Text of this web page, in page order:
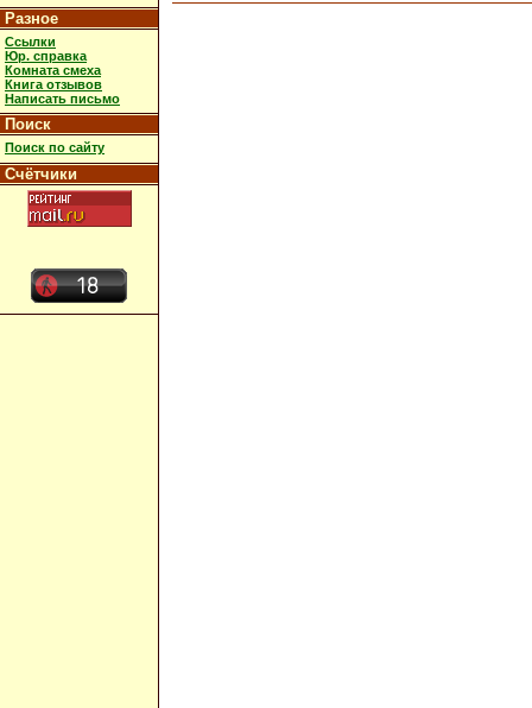
Разное
Ссылки
Юр. справка
Комната смеха
Книга отзывов
Написать письмо
Поиск
Поиск по сайту
Счётчики